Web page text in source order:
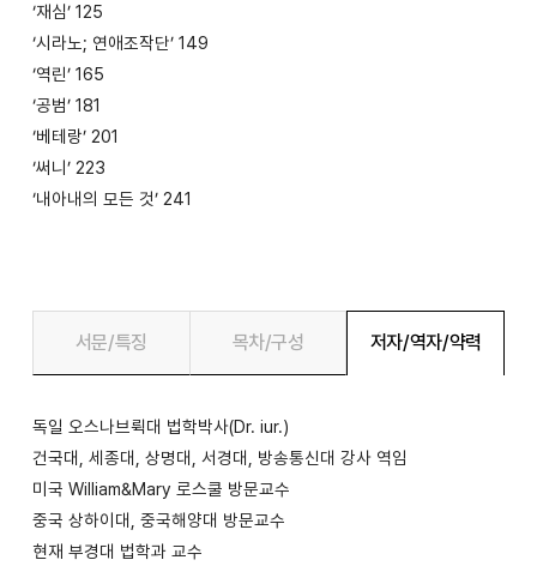
‘재심’ 125
‘시라노; 연애조작단’ 149
‘역린’ 165
‘공범’ 181
‘베테랑’ 201
‘써니’ 223
‘내아내의 모든 것’ 241
서문/특징 목차/구성 저자/역자/약력
독일 오스나브뤽대 법학박사(Dr. iur.)
건국대, 세종대, 상명대, 서경대, 방송통신대 강사 역임
미국 William&Mary 로스쿨 방문교수
중국 상하이대, 중국해양대 방문교수
현재 부경대 법학과 교수